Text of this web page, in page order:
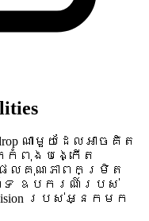
ណាមួយដែលអាចគិត
កំពុងបង្កើត
តផលគុណភាពកម្រិត
មណ៍ទេ ឧបករណ៍របស់
របស់អ្នកមក